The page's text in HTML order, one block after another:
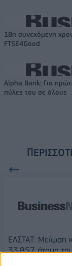
18η συνεχόμενη
FTSE4Good
Alpha Bank: Για
πύλες του σε όλους
ΕΛΣΤΑΤ: Μείωση
33.857 άτομα